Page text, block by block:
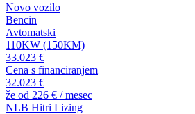
Novo vozilo
Bencin
Avtomatski
110KW (150KM)
33.023 €
Cena s financiranjem
32.023 €
že od 226 € / mesec
NLB Hitri Lizing